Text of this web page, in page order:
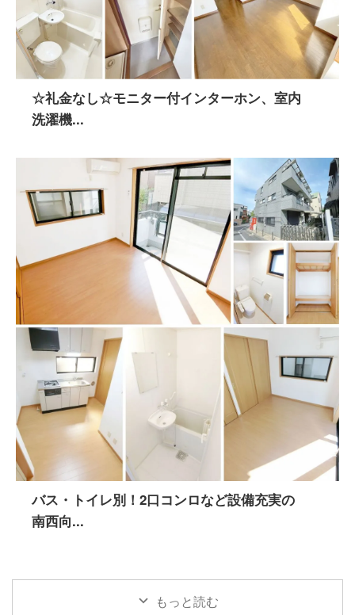
☆礼金なし☆モニター付インターホン、室内
洗濯機...
バス・トイレ別！2口コンロなど設備充実の
南西向...
もっと読む